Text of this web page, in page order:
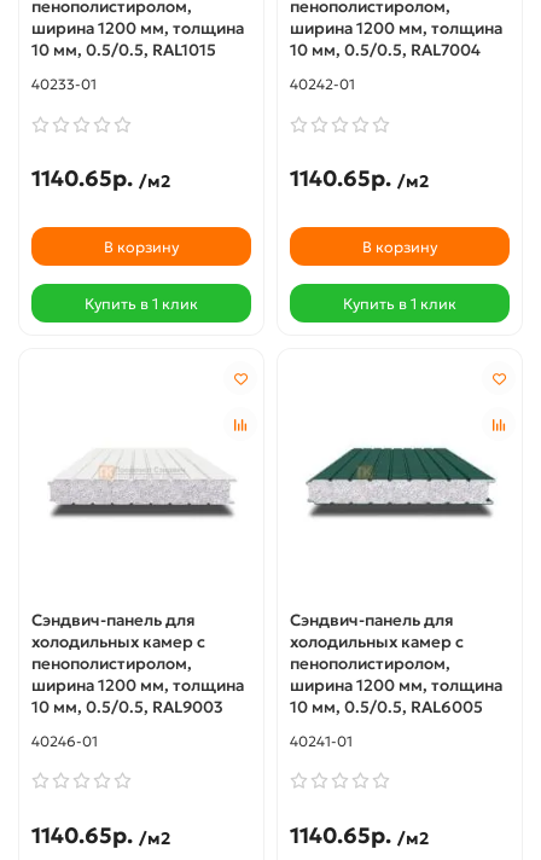
пенополистиролом,
ширина 1200 мм, толщина
10 мм, 0.5/0.5, RAL1015
40233-01
1140.65р. /м2
В корзину
Купить в 1 клик
пенополистиролом,
ширина 1200 мм, толщина
10 мм, 0.5/0.5, RAL7004
40242-01
1140.65р. /м2
В корзину
Купить в 1 клик
Сэндвич-панель для
холодильных камер с
пенополистиролом,
ширина 1200 мм, толщина
10 мм, 0.5/0.5, RAL9003
40246-01
1140.65р. /м2
Сэндвич-панель для
холодильных камер с
пенополистиролом,
ширина 1200 мм, толщина
10 мм, 0.5/0.5, RAL6005
40241-01
1140.65р. /м2